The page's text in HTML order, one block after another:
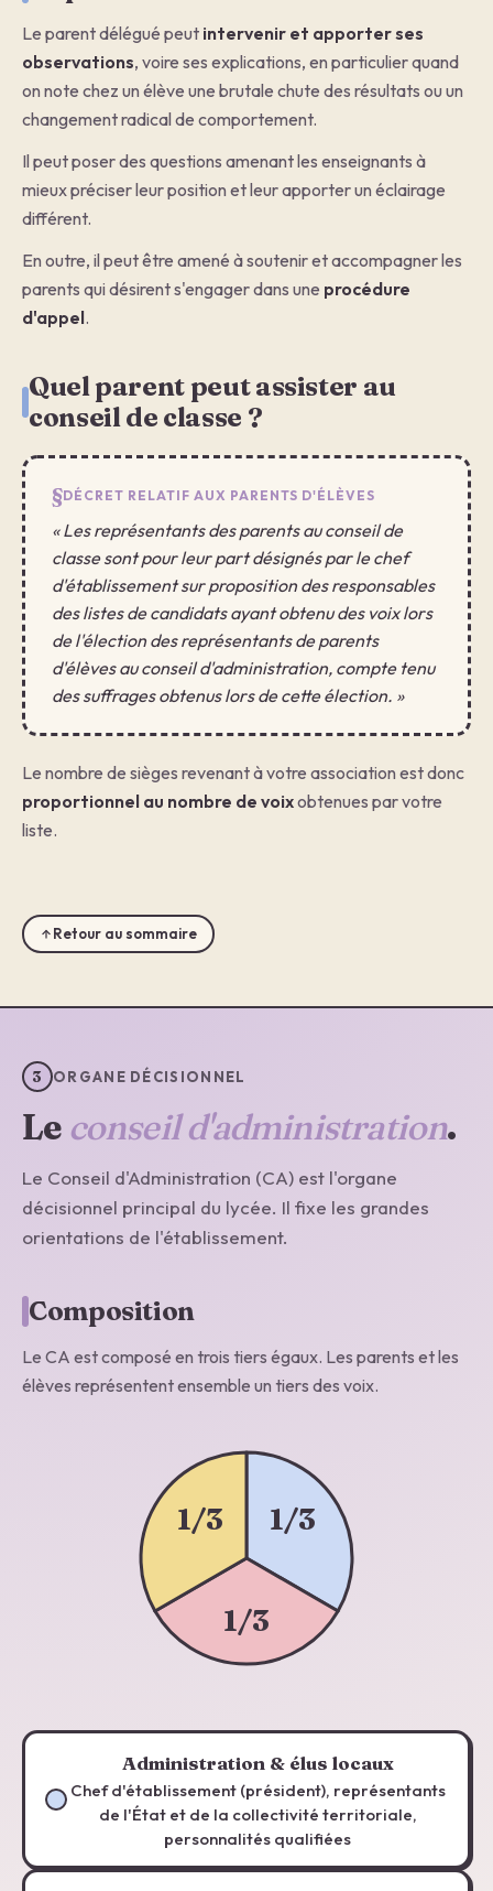
Le parent délégué peut intervenir et apporter ses
observations, voire ses explications, en particulier quand
on note chez un élève une brutale chute des résultats ou un
changement radical de comportement.
Il peut poser des questions amenant les enseignants à
mieux préciser leur position et leur apporter un éclairage
différent.
En outre, il peut être amené à soutenir et accompagner les
parents qui désirent s'engager dans une procédure
d'appel.
Quel parent peut assister au
conseil de classe ?
DÉCRET RELATIF AUX PARENTS D'ÉLÈVES
« Les représentants des parents au conseil de
classe sont pour leur part désignés par le chef
d'établissement sur proposition des responsables
des listes de candidats ayant obtenu des voix lors
de l'élection des représentants de parents
d'élèves au conseil d'administration, compte tenu
des suffrages obtenus lors de cette élection. »
Le nombre de sièges revenant à votre association est donc
proportionnel au nombre de voixobtenues par votre
liste.
Retour au sommaire
3 ORGANE DÉCISIONNEL
Le conseil d'administration.
Le Conseil d'Administration (CA) est l'organe
décisionnel principal du lycée. Il fixe les grandes
orientations de l'établissement.
Composition
Le CA est composé en trois tiers égaux. Les parents et les
élèves représentent ensemble un tiers des voix.
1/3
1/3
1/3
Administration & élus locaux
Chef d'établissement (président), représentants
de l'État et de la collectivité territoriale,
personnalités qualifiées